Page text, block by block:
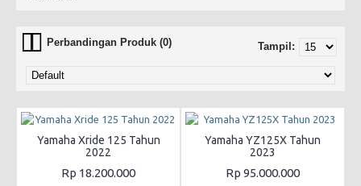
Perbandingan Produk (0) Tampil:
Yamaha Xride 125 Tahun
2022
Rp 18.200.000
Yamaha YZ125X Tahun
2023
Rp 95.000.000